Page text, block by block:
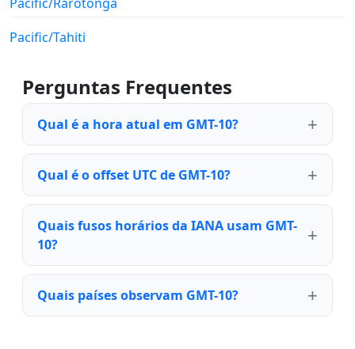
Pacific/Tahiti
Perguntas Frequentes
Qual é a hora atual em GMT-10?
Qual é o offset UTC de GMT-10?
Quais fusos horários da IANA usam GMT-
10?
Quais países observam GMT-10?